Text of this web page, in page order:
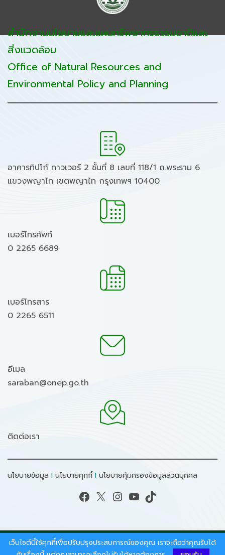
สำนักงานนโยบายและแผนทรัพยากรธรรมชาติและ
สิ่งแวดล้อม
Office of Natural Resources and
Environmental Policy and Planning
อาคารทิปโก้ ทาวเวอร์ 2 ชั้นที่ 8 เลขที่ 118/1 ถ.พระราม 6
แขวงพญาไท เขตพญาไท กรุงเทพฯ 10400
เบอร์โทรศัพท์
0 2265 6689
เบอร์โทรสาร
0 2265 6511
อีเมล
saraban@onep.go.th
ติดต่อเรา
นโยบายข้อมูล I นโยบายคุกกี้I นโยบายคุ้มครองข้อมูลส่วนบุคคล
Facebook X Instagram YouTube TikTok
สงวนลิขสิทธิ์ © 2026 - สำนักงานนโยบายและแผน
เว็บไซต์นี้ใช้คุกกี้เพื่อปรับปรุงประสบการณ์ของคุณ เราจะถือว่าคุณรับได้